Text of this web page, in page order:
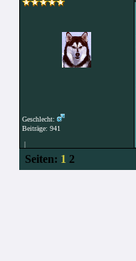
Geschlecht:
Beiträge: 941
|
Seiten: 1 2